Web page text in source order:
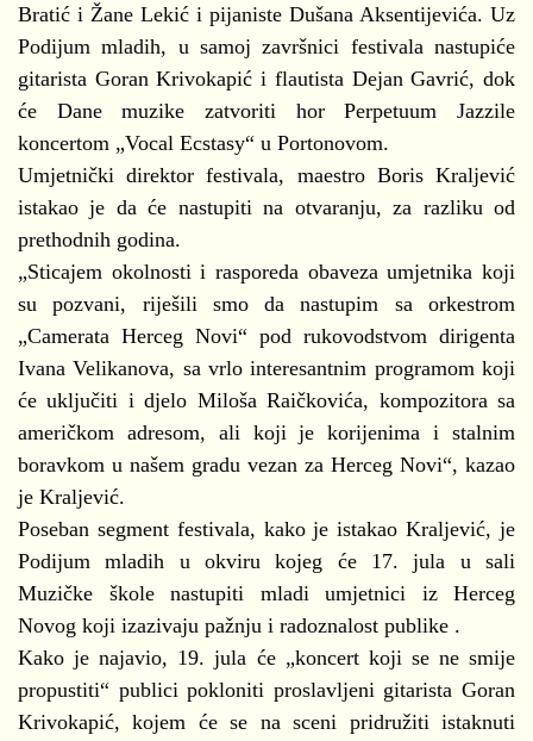
Bratić i Žane Lekić i pijaniste Dušana Aksentijevića. Uz
Podijum mladih, u samoj završnici festivala nastupiće
gitarista Goran Krivokapić i flautista Dejan Gavrić, dok
će Dane muzike zatvoriti hor Perpetuum Jazzile
koncertom „Vocal Ecstasy“ u Portonovom.
Umjetnički direktor festivala, maestro Boris Kraljević
istakao je da će nastupiti na otvaranju, za razliku od
prethodnih godina.
„Sticajem okolnosti i rasporeda obaveza umjetnika koji
su pozvani, riješili smo da nastupim sa orkestrom
„Camerata Herceg Novi“ pod rukovodstvom dirigenta
Ivana Velikanova, sa vrlo interesantnim programom koji
će uključiti i djelo Miloša Raičkovića, kompozitora sa
američkom adresom, ali koji je korijenima i stalnim
boravkom u našem gradu vezan za Herceg Novi“, kazao
je Kraljević.
Poseban segment festivala, kako je istakao Kraljević, je
Podijum mladih u okviru kojeg će 17. jula u sali
Muzičke škole nastupiti mladi umjetnici iz Herceg
Novog koji izazivaju pažnju i radoznalost publike .
Kako je najavio, 19. jula će „koncert koji se ne smije
propustiti“ publici pokloniti proslavljeni gitarista Goran
Krivokapić, kojem će se na sceni pridružiti istaknuti